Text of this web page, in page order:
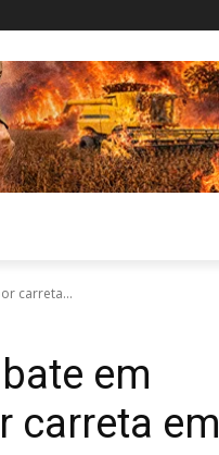
carreta...
em
carreta em